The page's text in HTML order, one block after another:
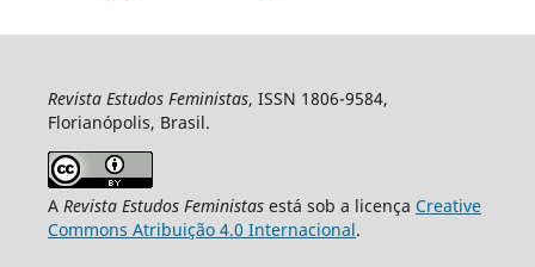
Revista Estudos Feministas, ISSN 1806-9584,
Florianópolis, Brasil.
A Revista Estudos Feministasestá sob a licença Creative
Commons Atribuição 4.0 Internacional.